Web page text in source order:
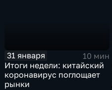
31 января
10 мин
Итоги недели: китайский
коронавирус поглощает
рынки